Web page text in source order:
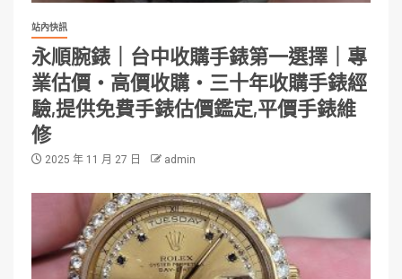
站內快訊
永順腕錶｜台中收購手錶第一選擇｜專
業估價・高價收購・三十年收購手錶經
驗,提供免費手錶估價鑑定,平價手錶維
修
2025 年 11 月 27 日 admin